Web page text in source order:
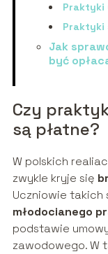
Praktyki
Praktyki
Jak
być
Czy
są płatne?
W polskich
zwykle kryje się
Uczniowie takich
młodocianego
podstawie
zawodowego. W